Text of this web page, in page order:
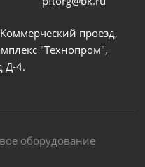
проезд,
"Технопром",
Д-4.
оборудование